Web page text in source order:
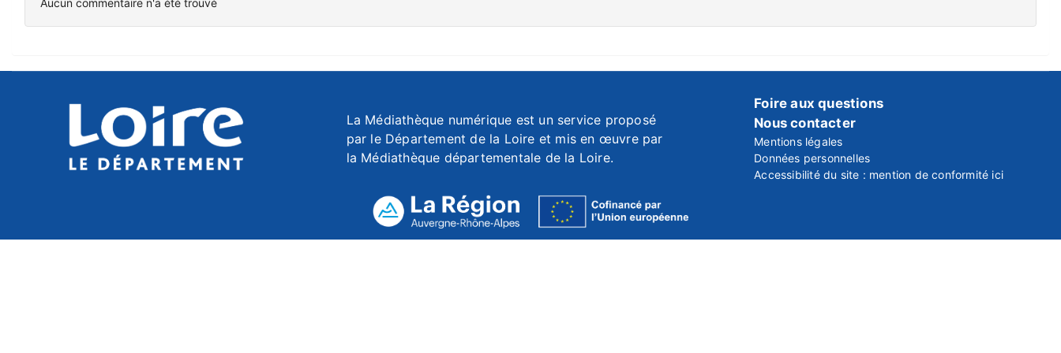
La Médiathèque numérique est un service proposé
par le Département de la Loire et mis en œuvre par
la Médiathèque départementale de la Loire.
Foire aux questions
Nous contacter
Mentions légales
Données personnelles
Accessibilité du site : mention de conformité ici